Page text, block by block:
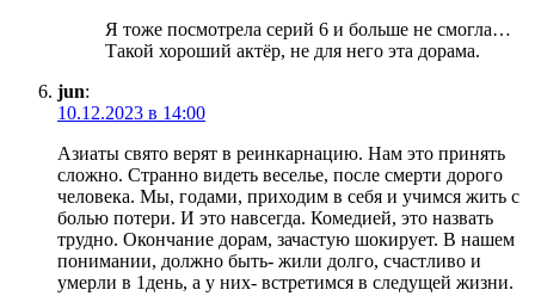
Я тоже посмотрела серий 6 и больше не смогла…
Такой хороший актёр, не для него эта дорама.
jun:
10.12.2023 в 14:00
Азиаты свято верят в реинкарнацию. Нам это принять
сложно. Странно видеть веселье, после смерти дорого
человека. Мы, годами, приходим в себя и учимся жить с
болью потери. И это навсегда. Комедией, это назвать
трудно. Окончание дорам, зачастую шокирует. В нашем
понимании, должно быть- жили долго, счастливо и
умерли в 1день, а у них- встретимся в следущей жизни.